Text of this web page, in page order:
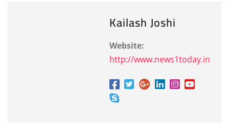
Kailash Joshi
Website:
http://www.news1today.in